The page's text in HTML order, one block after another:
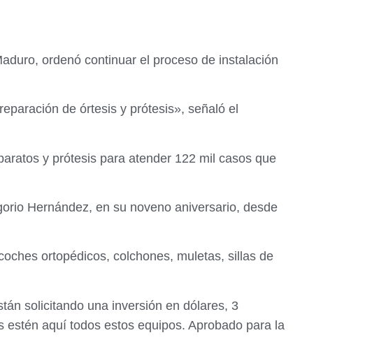
ordenó continuar el proceso de instalación
de órtesis y prótesis», señaló el
y prótesis para atender 122 mil casos que
Hernández, en su noveno aniversario, desde
ortopédicos, colchones, muletas, sillas de
solicitando una inversión en dólares, 3
aquí todos estos equipos. Aprobado para la